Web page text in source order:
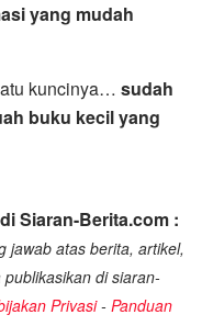
yang mudah
kuncinya… sudah
buku kecil yang
Siaran-Berita.com :
jawab atas berita, artikel,
di siaran-
Privasi- Panduan